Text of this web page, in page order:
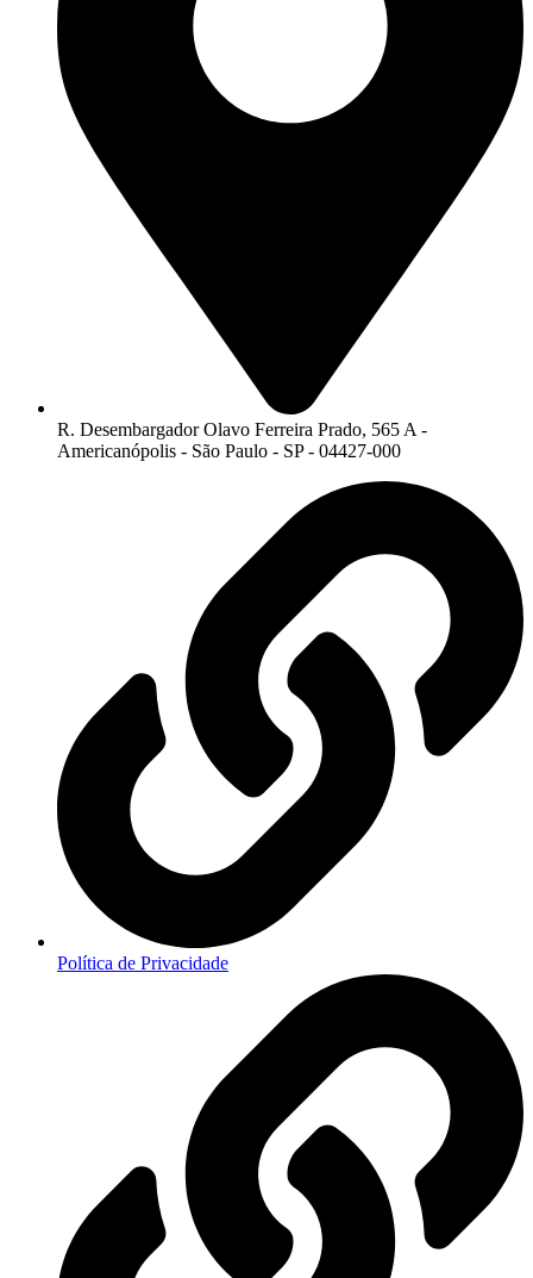
R. Desembargador Olavo Ferreira Prado, 565 A -
Americanópolis - São Paulo - SP - 04427-000
Política de Privacidade